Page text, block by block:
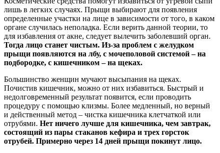
лишь в легких случаях. Прыщи выбирают для появления
определенные участки на лице в зависимости от того, в каком
органе случилась неполадка. Если верить данной теории, то
для избавления от акне, следует вылечить заболевший орган.
Тогда лицо станет чистым. Из-за проблем с желудком
прыщи появляются на лбу, с мочеполовой системой – на
подбородке, с кишечником – на щеках.
Большинство женщин мучают высыпания на щеках.
Почистив кишечник, можно от них избавиться. Быстрый и
недолговременный результат появится, если проводить
процедуру с помощью клизмы. Более медленный, но верный
и действенный метод – чистка кишечника клетчаткой или
отрубями. Нет ничего лучше для кишечника, чем завтрак,
состоящий из пары стаканов кефира и трех горсток
отрубей. Примерно через 14 дней прыщи покинут лицо.